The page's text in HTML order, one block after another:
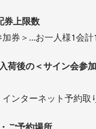
券上限数
加券＞…お一人様1会
荷後の＜サイン会参
ンターネット予約取